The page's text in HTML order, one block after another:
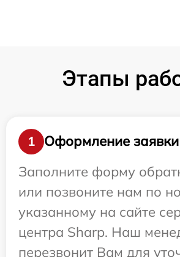
Этапы
1
Оформление заявки
Заполните форму
или позвоните нам по
указанному на сайте
центра Sharp. Наш
перезвонит Вам для